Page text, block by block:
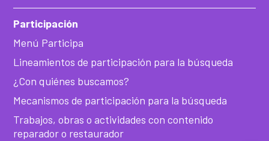
Participación
Menú Participa
Lineamientos de participación para la búsqueda
¿Con quiénes buscamos?
Mecanismos de participación para la búsqueda
Trabajos, obras o actividades con contenido
reparador o restaurador